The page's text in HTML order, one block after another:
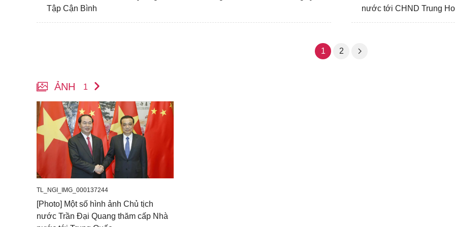
Tập Cận Bình
nước tới CHND Trung
1 2
ẢNH 1
TL_NGI_IMG_000137244
[Photo] Một số hình ảnh Chủ tịch
nước Trần Đại Quang thăm cấp Nhà